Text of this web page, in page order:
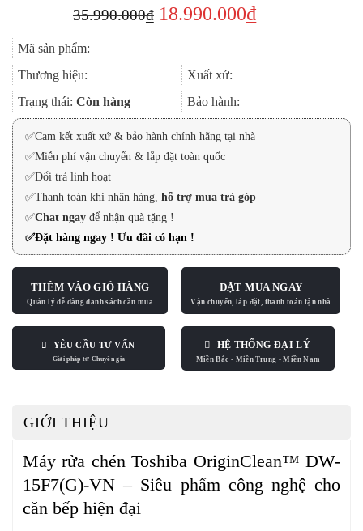
35.990.000₫ Giá
35.990.000₫.
18.990.000₫Giá
18.990.000₫.
Mã sản phẩm:
Thương hiệu:
Xuất xứ:
Trạng thái: Còn hàng Bảo hành:
✅Cam kết xuất xứ & bảo hành chính hãng tại nhà
✅Miễn phí vận chuyển & lắp đặt toàn quốc
✅Đổi trả linh hoạt
✅Thanh toán khi nhận hàng, hỗ trợ mua trả góp
✅Chat ngay để nhận quà tặng !
✅Đặt hàng ngay ! Ưu đãi có hạn !
THÊM VÀO GIỎ HÀNG ĐẶT MUA NGAY
YÊU CẦU TƯ VẤN HỆ THỐNG ĐẠI LÝ
GIỚI THIỆU
Máy rửa chén Toshiba OriginClean™ DW-
15F7(G)-VN – Siêu phẩm công nghệ cho
căn bếp hiện đại